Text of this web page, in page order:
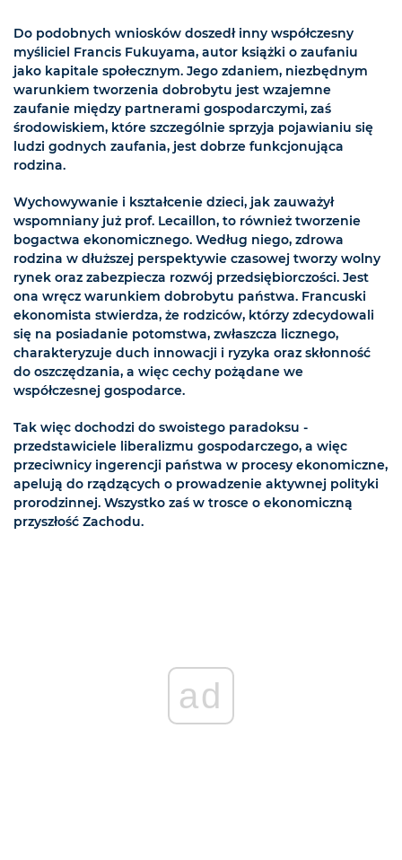
Do podobnych wniosków doszedł inny współczesny
myśliciel Francis Fukuyama, autor książki o zaufaniu
jako kapitale społecznym. Jego zdaniem, niezbędnym
warunkiem tworzenia dobrobytu jest wzajemne
zaufanie między partnerami gospodarczymi, zaś
środowiskiem, które szczególnie sprzyja pojawianiu się
ludzi godnych zaufania, jest dobrze funkcjonująca
rodzina.
Wychowywanie i kształcenie dzieci, jak zauważył
wspomniany już prof. Lecaillon, to również tworzenie
bogactwa ekonomicznego. Według niego, zdrowa
rodzina w dłuższej perspektywie czasowej tworzy wolny
rynek oraz zabezpiecza rozwój przedsiębiorczości. Jest
ona wręcz warunkiem dobrobytu państwa. Francuski
ekonomista stwierdza, że rodziców, którzy zdecydowali
się na posiadanie potomstwa, zwłaszcza licznego,
charakteryzuje duch innowacji i ryzyka oraz skłonność
do oszczędzania, a więc cechy pożądane we
współczesnej gospodarce.
Tak więc dochodzi do swoistego paradoksu -
przedstawiciele liberalizmu gospodarczego, a więc
przeciwnicy ingerencji państwa w procesy ekonomiczne,
apelują do rządzących o prowadzenie aktywnej polityki
prorodzinnej. Wszystko zaś w trosce o ekonomiczną
przyszłość Zachodu.
ad